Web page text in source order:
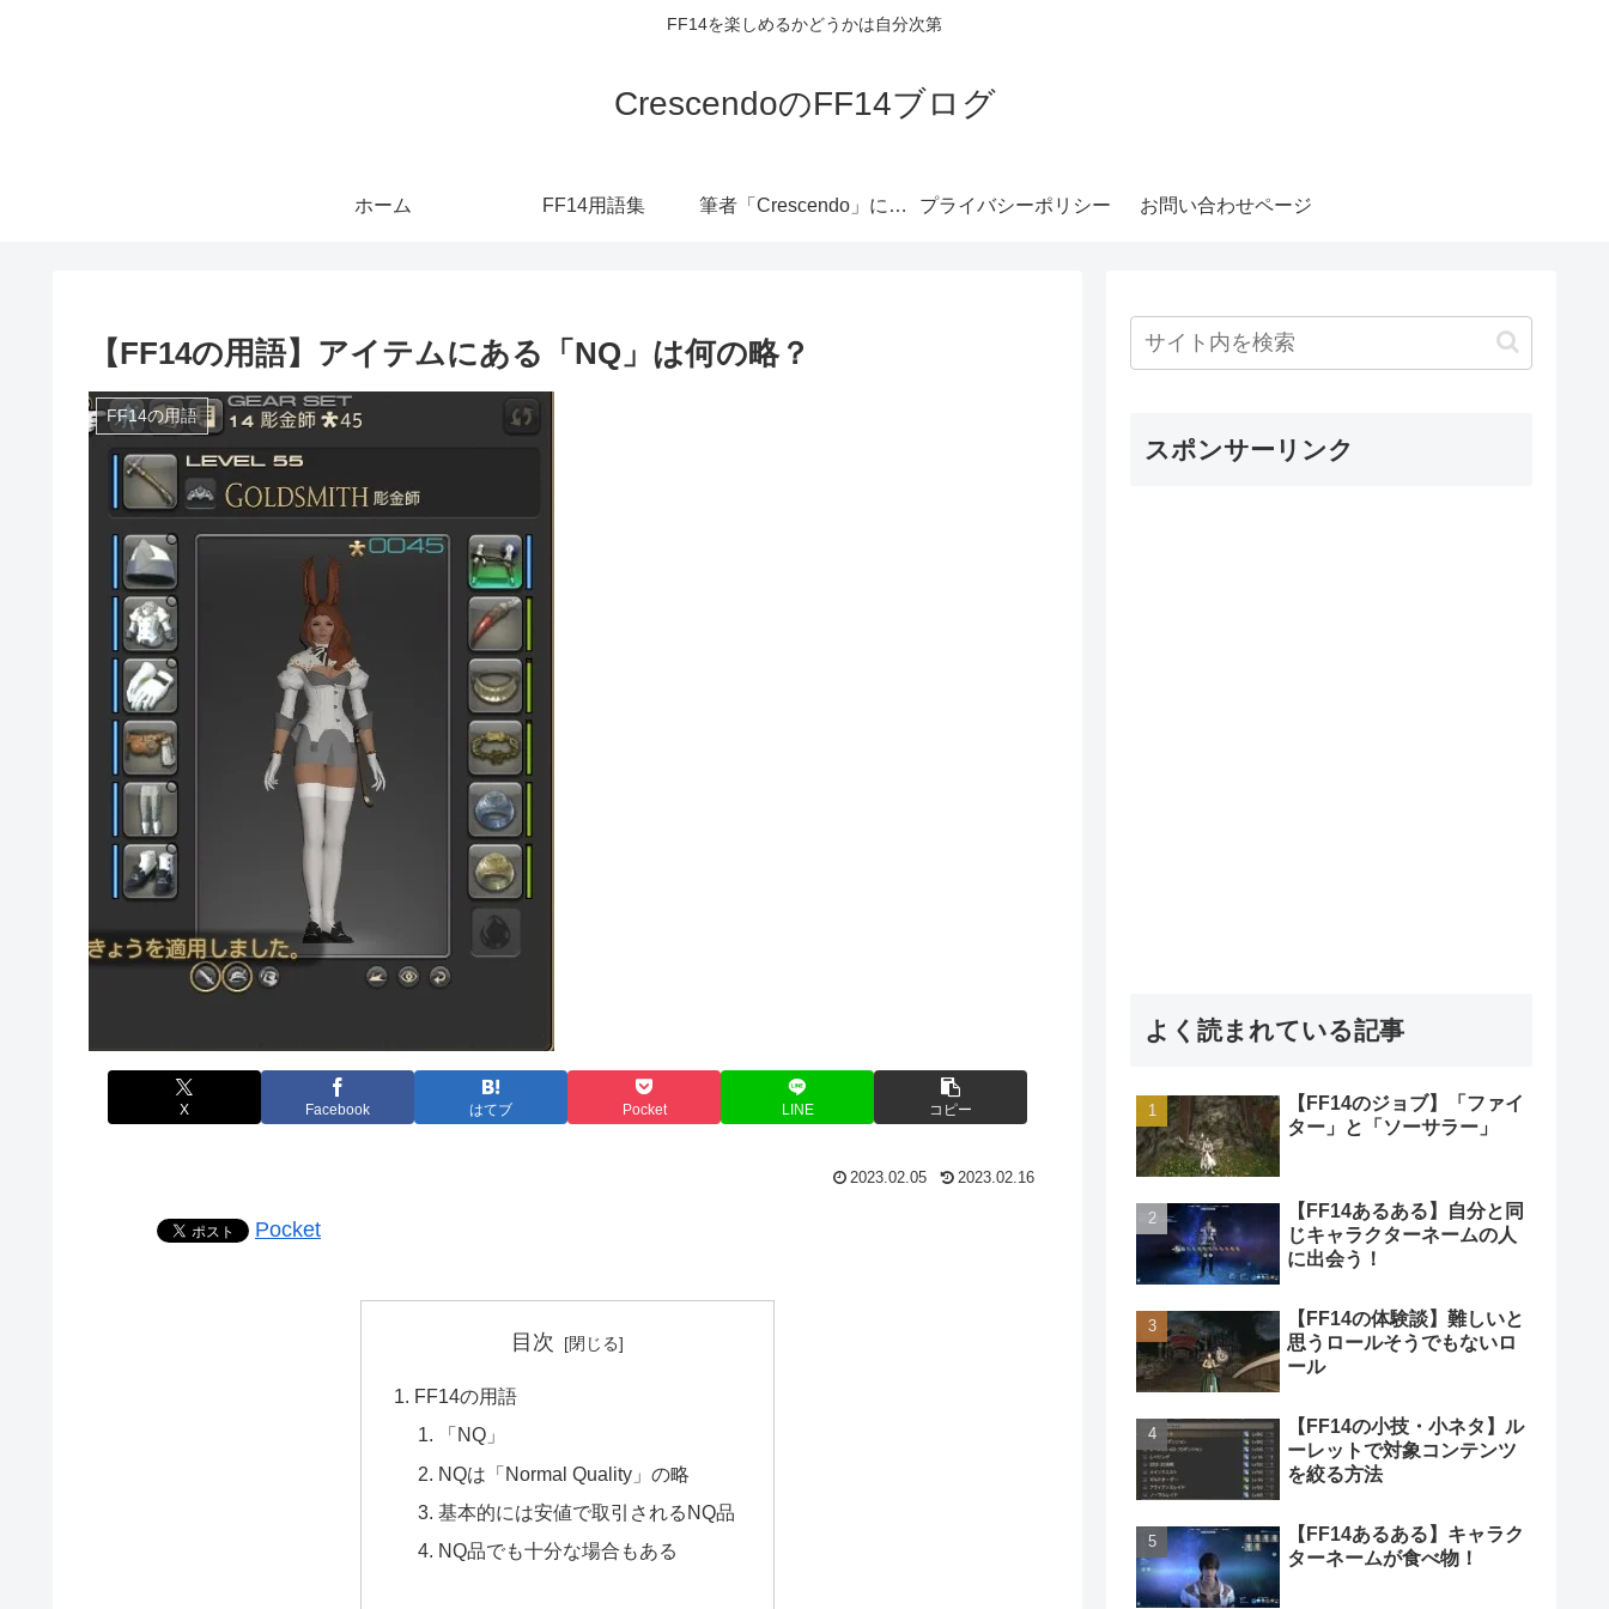
FF14を楽しめるかどうかは自分次第
CrescendoのFF14ブログ
ホーム FF14用語集 筆者「Crescendo」について プライバシーポリシー お問い合わせページ
【FF14の用語】アイテムにある「NQ」は何の略？
FF14の用語
X Facebook はてブ Pocket LINE コピー
2023.02.05 2023.02.16
Pocket
目次
FF14の用語
「NQ」
NQは「Normal Quality」の略
基本的には安値で取引されるNQ品
NQ品でも十分な場合もある
スポンサーリンク
よく読まれている記事
【FF14のジョブ】「ファイ
ター」と「ソーサラー」
【FF14あるある】自分と同
じキャラクターネームの人
に出会う！
【FF14の体験談】難しいと
思うロールそうでもないロ
ール
【FF14の小技・小ネタ】ル
ーレットで対象コンテンツ
を絞る方法
【FF14あるある】キャラク
ターネームが食べ物！